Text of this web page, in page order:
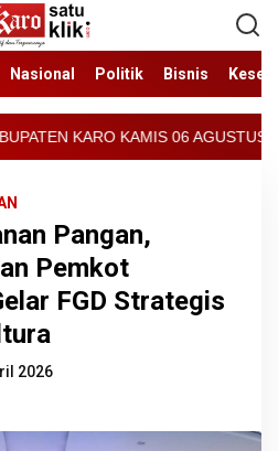
Nasional Politik Bisnis
AGUSTUS 2026 - ARCIS
Pangan,
Pemkot
FGD Strategis
2026